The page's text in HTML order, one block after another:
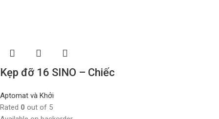
Kẹp đỡ 16 SINO – Chiếc
Aptomat và Khởi
Rated 0 out of 5